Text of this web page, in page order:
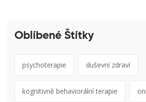
Oblíbené Štítky
psychoterapie duševní zdraví
kognitivně behaviorální terapie